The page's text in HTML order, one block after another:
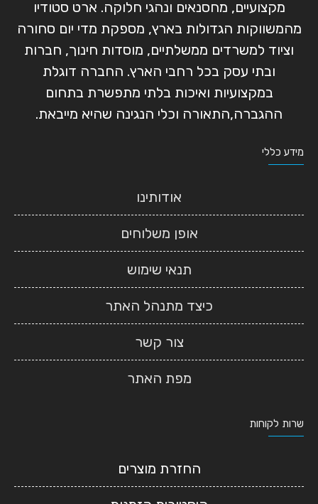
מקצועיים, מחסנאים ונהגי חלוקה. ארט סטודיו
מהמשווקות הגדולות בארץ, מספקת מדי יום סחורה
וציוד למשרדים ממשלתיים, מוסדות חינוך, חברות
ובתי עסק בכל רחבי הארץ. החברה דוגלת
במקצועיות ואיכות בלתי מתפשרת בתחום
ההגברה,התאורה וכלי הנגינה שהיא מייבאת.
מידע כללי
אודותינו
אופן משלוחים
תנאי שימוש
כיצד מתנהל האתר
צור קשר
מפת האתר
שרות לקוחות
החזרת מוצרים